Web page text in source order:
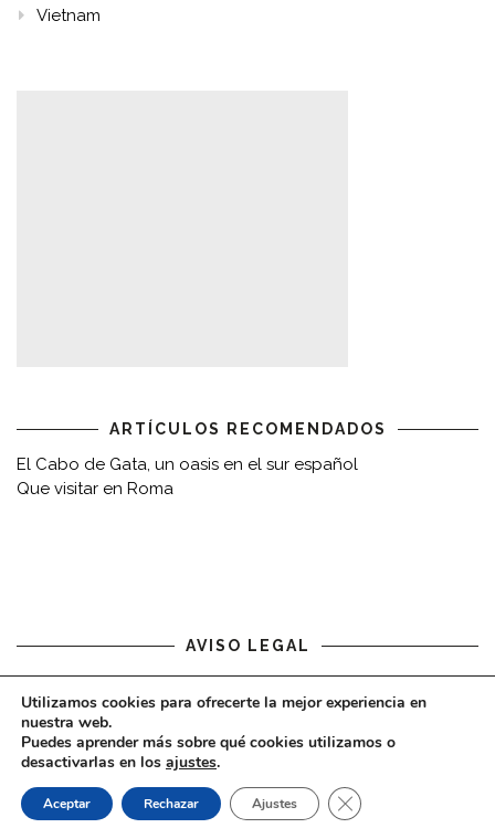
Vietnam
ARTÍCULOS RECOMENDADOS
El Cabo de Gata, un oasis en el sur español
Que visitar en Roma
AVISO LEGAL
Aviso legal
COPYRIGHT © 2020 - VIAJARDESPACIO.COM
Utilizamos cookies para ofrecerte la mejor experiencia en
nuestra web.
Puedes aprender más sobre qué cookies utilizamos o
desactivarlas en los ajustes.
Aceptar Rechazar Ajustes CERRAR EL